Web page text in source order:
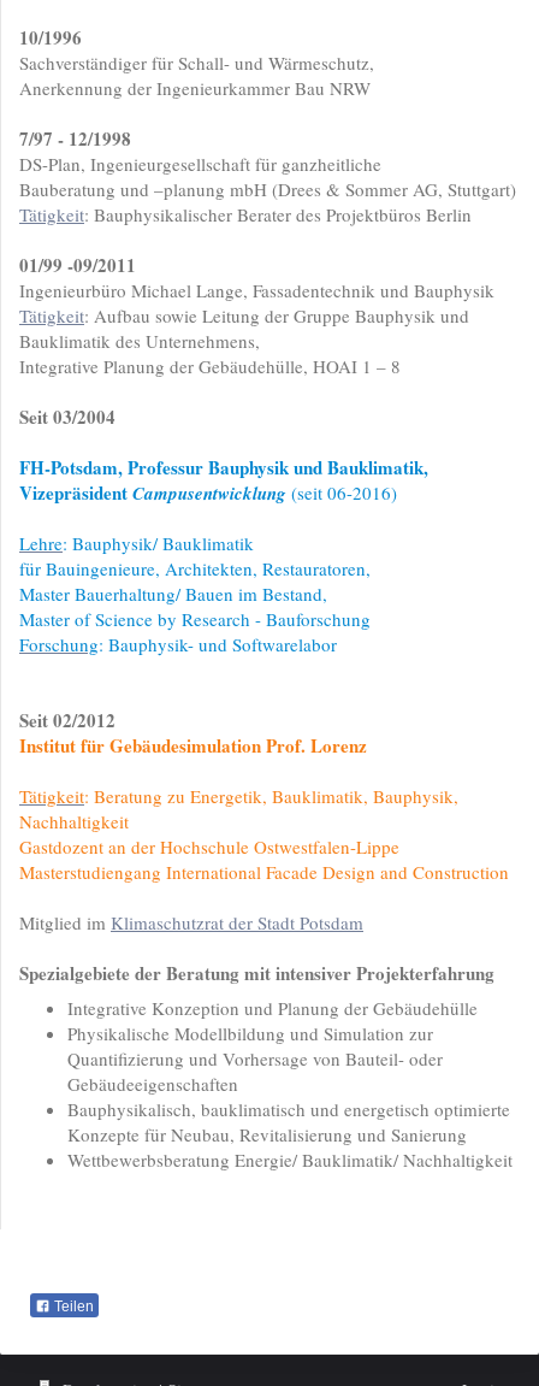
10/1996
Sachverständiger für Schall- und Wärmeschutz,
Anerkennung der Ingenieurkammer Bau NRW
7/97 - 12/1998
DS-Plan, Ingenieurgesellschaft für ganzheitliche
Bauberatung und –planung mbH (Drees & Sommer AG, Stuttgart)
Tätigkeit: Bauphysikalischer Berater des Projektbüros Berlin
01/99 -09/2011
Ingenieurbüro Michael Lange, Fassadentechnik und Bauphysik
Tätigkeit: Aufbau sowie Leitung der Gruppe Bauphysik und
Bauklimatik des Unternehmens,
Integrative Planung der Gebäudehülle, HOAI 1 – 8
Seit 03/2004
FH-Potsdam, Professur Bauphysik und Bauklimatik,
VizepräsidentCampusentwicklung (seit 06-2016)
Lehre: Bauphysik/ Bauklimatik
für Bauingenieure, Architekten, Restauratoren,
Master Bauerhaltung/ Bauen im Bestand,
Master of Science by Research - Bauforschung
Forschung: Bauphysik- und Softwarelabor
Seit 02/2012
Institut für Gebäudesimulation Prof. Lorenz
Tätigkeit: Beratung zu Energetik, Bauklimatik, Bauphysik,
Nachhaltigkeit
Gastdozent an der Hochschule Ostwestfalen-Lippe
Masterstudiengang International Facade Design and Construction
Mitglied im Klimaschutzrat der Stadt Potsdam
Spezialgebiete der Beratung mit intensiver Projekterfahrung
Integrative Konzeption und Planung der Gebäudehülle
Physikalische Modellbildung und Simulation zur
Quantifizierung und Vorhersage von Bauteil- oder
Gebäudeeigenschaften
Bauphysikalisch, bauklimatisch und energetisch optimierte
Konzepte für Neubau, Revitalisierung und Sanierung
Wettbewerbsberatung Energie/ Bauklimatik/ Nachhaltigkeit
Teilen